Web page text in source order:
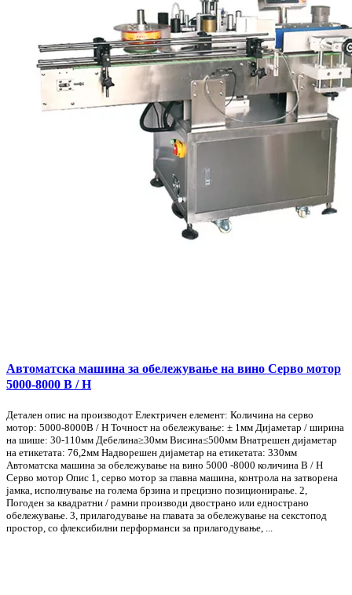
Автоматска машина за обележување на вино Серво мотор
5000-8000 B / H
Детален опис на производот Електричен елемент: Количина на серво
мотор: 5000-8000B / H Точност на обележување: ± 1мм Дијаметар / ширина
на шише: 30-110мм Дебелина≥30мм Висина≤500мм Внатрешен дијаметар
на етикетата: 76,2мм Надворешен дијаметар на етикетата: 330мм
Автоматска машина за обележување на вино 5000 -8000 количина B / H
Серво мотор Опис 1, серво мотор за главна машина, контрола на затворена
јамка, исполнување на голема брзина и прецизно позиционирање. 2,
Погоден за квадратни / рамни производи двострано или еднострано
обележување. 3, прилагодување на главата за обележување на секстопод
простор, со флексибилни перформанси за прилагодување, ...